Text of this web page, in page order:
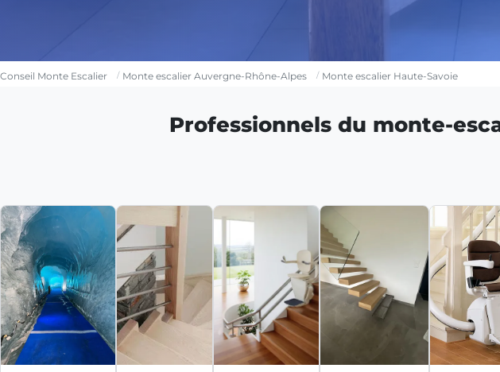
Conseil Monte Escalier Monte escalier Auvergne-Rhône-Alpes Monte escalier Haute-Savoie
Professionnels du monte-